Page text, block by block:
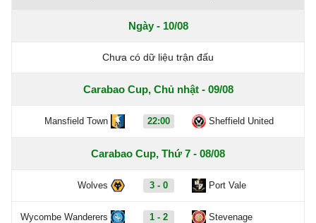
Ngày - 10/08
Chưa có dữ liệu trận đấu
Carabao Cup, Chủ nhật - 09/08
Mansfield Town 22:00 Sheffield United
Carabao Cup, Thứ 7 - 08/08
Wolves 3 - 0 Port Vale
Wycombe Wanderers 1 - 2 Stevenage